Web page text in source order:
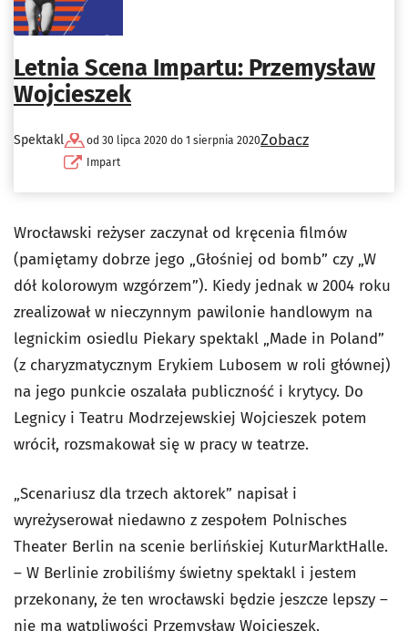
Letnia Scena Impartu: Przemysław
Wojcieszek
Spektakl
od 30 lipca 2020 do 1 sierpnia 2020
Impart
Zobacz
Wrocławski reżyser zaczynał od kręcenia filmów
(pamiętamy dobrze jego „Głośniej od bomb” czy „W
dół kolorowym wzgórzem”). Kiedy jednak w 2004 roku
zrealizował w nieczynnym pawilonie handlowym na
legnickim osiedlu Piekary spektakl „Made in Poland”
(z charyzmatycznym Erykiem Lubosem w roli głównej)
na jego punkcie oszalała publiczność i krytycy. Do
Legnicy i Teatru Modrzejewskiej Wojcieszek potem
wrócił, rozsmakował się w pracy w teatrze.
„Scenariusz dla trzech aktorek” napisał i
wyreżyserował niedawno z zespołem Polnisches
Theater Berlin na scenie berlińskiej KuturMarktHalle.
– W Berlinie zrobiliśmy świetny spektakl i jestem
przekonany, że ten wrocławski będzie jeszcze lepszy –
nie ma wątpliwości Przemysław Wojcieszek.